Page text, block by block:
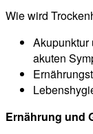
Wie wird
Akupunktur
akuten
Ernährung und